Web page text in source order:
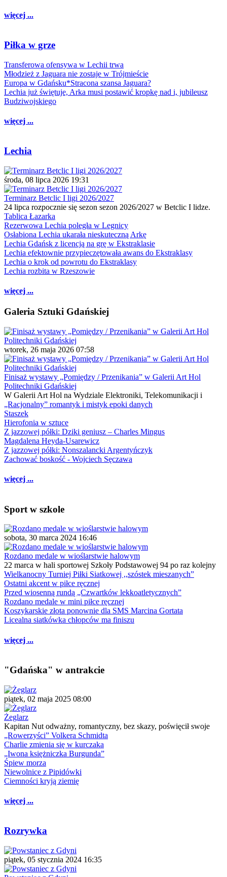
więcej ...
Piłka w grze
Transferowa ofensywa w Lechii trwa
Młodzież z Jaguara nie zostaje w Trójmieście
Europa w Gdańsku*Stracona szansa Jaguara?
Lechia już świętuje, Arka musi postawić kropkę nad i, jubileusz
Budziwojskiego
więcej ...
Lechia
środa, 08 lipca 2026 19:31
Terminarz Betclic I ligi 2026/2027
24 lipca rozpocznie się sezon sezon 2026/2027 w Betclic I lidze.
Tablica Łazarka
Rezerwowa Lechia poległa w Legnicy
Osłabiona Lechia ukarała nieskuteczną Arkę
Lechia Gdańsk z licencją na grę w Ekstraklasie
Lechia efektownie przypieczętowała awans do Ekstraklasy
Lechia o krok od powrotu do Ekstraklasy
Lechia rozbita w Rzeszowie
więcej ...
Galeria Sztuki Gdańskiej
wtorek, 26 maja 2026 07:58
Finisaż wystawy „Pomiędzy / Przenikania” w Galerii Art Hol
Politechniki Gdańskiej
W Galerii Art Hol na Wydziale Elektroniki, Telekomunikacji i
„Racjonalny” romantyk i mistyk epoki danych
Staszek
Hierofonia w sztuce
Z jazzowej półki: Dziki geniusz – Charles Mingus
Magdalena Heyda-Usarewicz
Z jazzowej półki: Nonszalancki Argentyńczyk
Zachować boskość - Wojciech Sęczawa
więcej ...
Sport w szkole
sobota, 30 marca 2024 16:46
Rozdano medale w wioślarstwie halowym
22 marca w hali sportowej Szkoły Podstawowej 94 po raz kolejny
Wielkanocny Turniej Piłki Siatkowej ,,szóstek mieszanych”
Ostatni akcent w piłce ręcznej
Przed wiosenną rundą „Czwartków lekkoatletycznych”
Rozdano medale w mini piłce ręcznej
Koszykarskie złota ponownie dla SMS Marcina Gortata
Licealna siatkówka chłopców ma finiszu
więcej ...
"Gdańska" w antrakcie
piątek, 02 maja 2025 08:00
Żeglarz
Kapitan Nut odważny, romantyczny, bez skazy, poświęcił swoje
„Rowerzyści” Volkera Schmidta
Charlie zmienia się w kurczaka
„Iwona księżniczka Burgunda”
Śpiew morza
Niewolnice z Pipidówki
Ciemności kryją ziemię
więcej ...
Rozrywka
piątek, 05 stycznia 2024 16:35